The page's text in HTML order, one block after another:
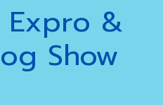
Expro &
Show